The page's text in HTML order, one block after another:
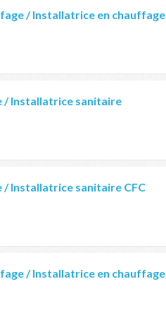
/ Installatrice en chauffage
/ Installatrice sanitaire
Installatrice sanitaire CFC
/ Installatrice en chauffage